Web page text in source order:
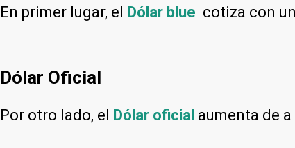
En primer lugar, el Dólar blue cotiza con
Dólar Oficial
Por otro lado, el Dólar oficial aumenta de